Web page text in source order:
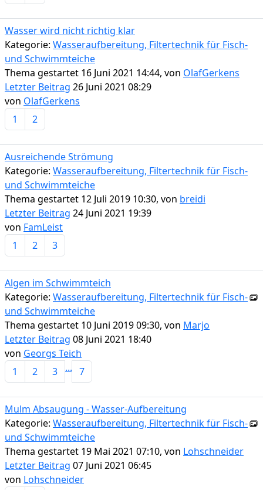
Wasser wird nicht richtig klar
Kategorie: Wasseraufbereitung, Filtertechnik für Fisch-
und Schwimmteiche
Thema gestartet 16 Juni 2021 14:44, von OlafGerkens
Letzter Beitrag 26 Juni 2021 08:29
von OlafGerkens
1
2
Ausreichende Strömung
Kategorie: Wasseraufbereitung, Filtertechnik für Fisch-
und Schwimmteiche
Thema gestartet 12 Juli 2019 10:30, von breidi
Letzter Beitrag 24 Juni 2021 19:39
von FamLeist
1
2 3
Algen im Schwimmteich
Kategorie: Wasseraufbereitung, Filtertechnik für Fisch-
und Schwimmteiche
Thema gestartet 10 Juni 2019 09:30, von Marjo
Letzter Beitrag 08 Juni 2021 18:40
von Georgs Teich
1
2 3 ... 7
Mulm Absaugung - Wasser-Aufbereitung
Kategorie: Wasseraufbereitung, Filtertechnik für Fisch-
und Schwimmteiche
Thema gestartet 19 Mai 2021 07:10, von Lohschneider
Letzter Beitrag 07 Juni 2021 06:45
von Lohschneider